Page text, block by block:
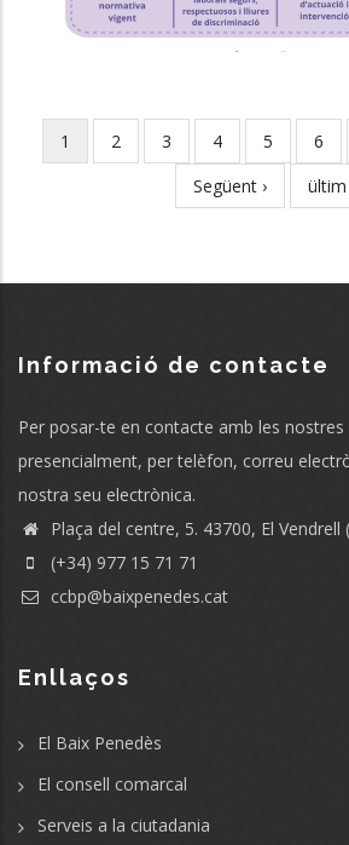
Pagination
Current
1 Page
2 Page
3 Page
4 Page
5 Page
6
Next
Següent ›
Last
ültim
Informació de contacte
Per posar-te en contacte amb les
presencialment, per telèfon, correu
nostra seu electrònica.
Plaça del centre, 5. 43700, El Vendrell
(+34) 977 15 71 71
ccbp@baixpenedes.cat
Enllaços
El Baix Penedès
El consell comarcal
Serveis a la ciutadania